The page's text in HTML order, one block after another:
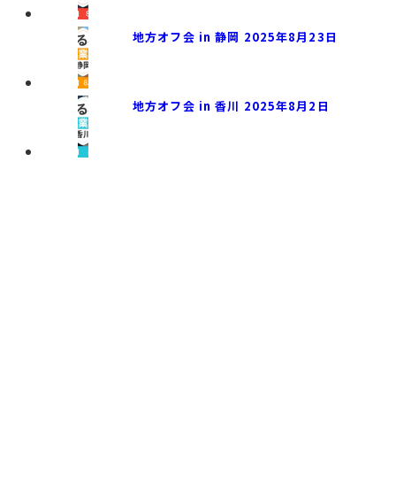
地方オフ会 in 静岡 2025年8月23日
地方オフ会 in 香川 2025年8月2日